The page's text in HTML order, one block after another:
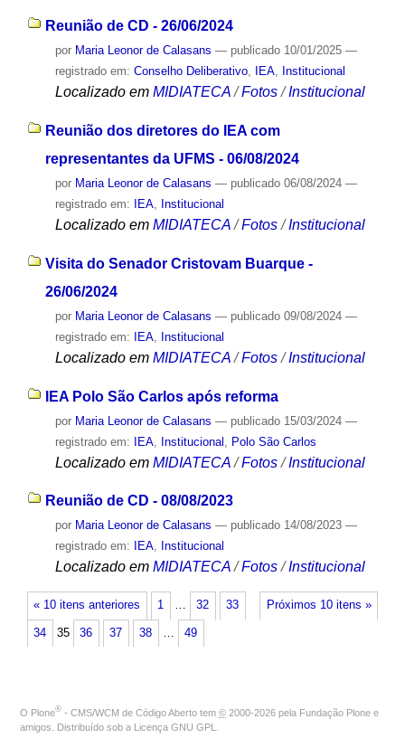
Reunião de CD - 26/06/2024
por Maria Leonor de Calasans — publicado10/01/2025 —
registrado em: Conselho Deliberativo, IEA, Institucional
Localizado em MIDIATECA /Fotos /Institucional
Reunião dos diretores do IEA com
representantes da UFMS - 06/08/2024
por Maria Leonor de Calasans — publicado06/08/2024 —
registrado em:
IEA, Institucional
Localizado em MIDIATECA /Fotos /Institucional
Visita do Senador Cristovam Buarque -
26/06/2024
por Maria Leonor de Calasans — publicado09/08/2024 —
registrado em:
IEA, Institucional
Localizado em MIDIATECA /Fotos /Institucional
IEA Polo São Carlos após reforma
por Maria Leonor de Calasans — publicado15/03/2024 —
registrado em: IEA, Institucional Polo São Carlos
Localizado em MIDIATECA /Fotos /Institucional
Reunião de CD - 08/08/2023
por Maria Leonor de Calasans — publicado14/08/2023 —
registrado em:
IEA, Institucional
Localizado em MIDIATECA /Fotos /Institucional
« 10 itens anteriores Próximos 10 itens »
1 … 32 33
34 35 36 37 38 … 49
O Plone® - CMS/WCM de Código Aberto tem © 2000-2026 pela Fundação Plone e
amigos. Distribuído sob a Licença GNU GPL